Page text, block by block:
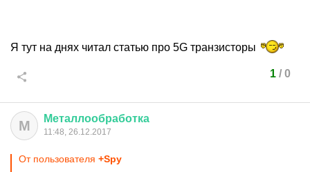
Я тут на днях читал статью про 5G транзисторы
1/ 0
М Металлообработка
11:48, 26.12.2017
От пользователя +Spy